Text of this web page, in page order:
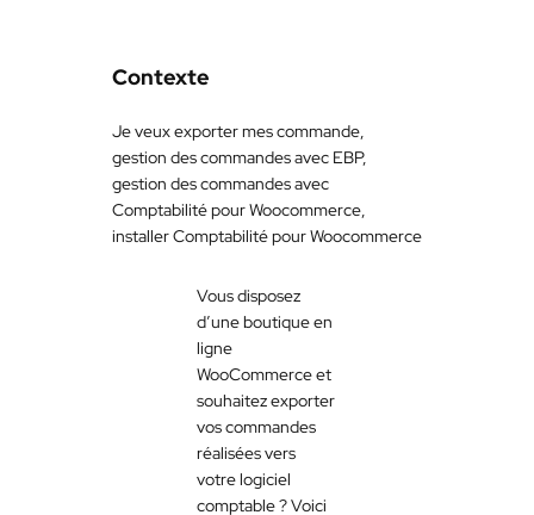
Contexte
Je veux exporter mes commande,
gestion des commandes avec EBP,
gestion des commandes avec
Comptabilité pour Woocommerce,
installer Comptabilité pour Woocommerce
Vous disposez
d’une boutique en
ligne
WooCommerce et
souhaitez exporter
vos commandes
réalisées vers
votre logiciel
comptable ? Voici